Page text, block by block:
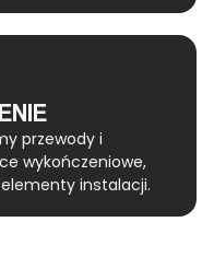
przewody i
wykończeniowe,
elementy instalacji.